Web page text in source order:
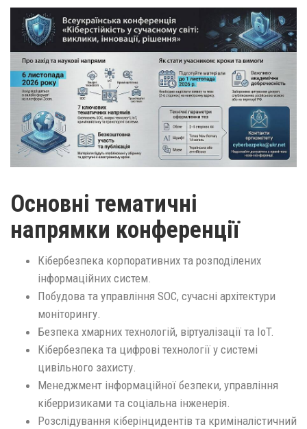
Основні тематичні
напрямки конференції
Кібербезпека корпоративних та розподілених
інформаційних систем.
Побудова та управління SOC, сучасні архітектури
моніторингу.
Безпека хмарних технологій, віртуалізації та IoT.
Кібербезпека та цифрові технології у системі
цивільного захисту.
Менеджмент інформаційної безпеки, управління
кіберризиками та соціальна інженерія.
Розслідування кіберінцидентів та криміналістичний